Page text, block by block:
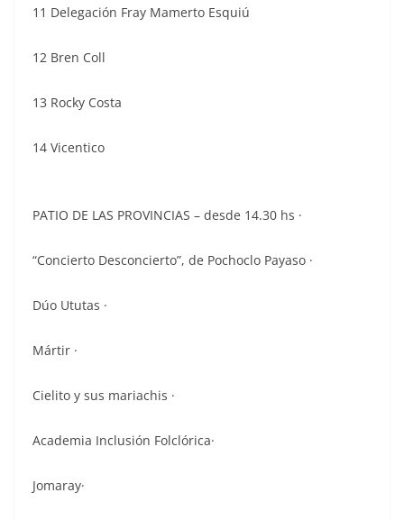
11 Delegación Fray Mamerto Esquiú
12 Bren Coll
13 Rocky Costa
14 Vicentico
PATIO DE LAS PROVINCIAS – desde 14.30 hs ·
“Concierto Desconcierto”, de Pochoclo Payaso ·
Dúo Ututas ·
Mártir ·
Cielito y sus mariachis ·
Academia Inclusión Folclórica·
Jomaray·